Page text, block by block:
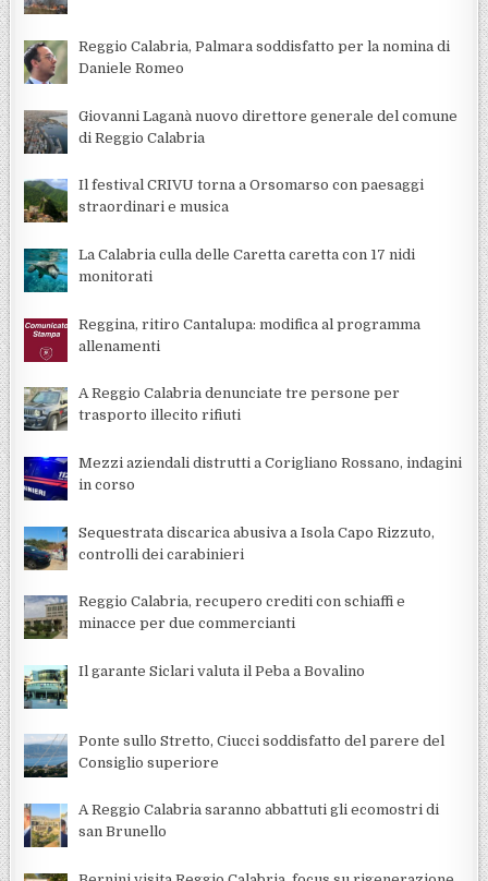
Reggio Calabria, Palmara soddisfatto per la nomina di
Daniele Romeo
Giovanni Laganà nuovo direttore generale del comune
di Reggio Calabria
Il festival CRIVU torna a Orsomarso con paesaggi
straordinari e musica
La Calabria culla delle Caretta caretta con 17 nidi
monitorati
Reggina, ritiro Cantalupa: modifica al programma
allenamenti
A Reggio Calabria denunciate tre persone per
trasporto illecito rifiuti
Mezzi aziendali distrutti a Corigliano Rossano, indagini
in corso
Sequestrata discarica abusiva a Isola Capo Rizzuto,
controlli dei carabinieri
Reggio Calabria, recupero crediti con schiaffi e
minacce per due commercianti
Il garante Siclari valuta il Peba a Bovalino
Ponte sullo Stretto, Ciucci soddisfatto del parere del
Consiglio superiore
A Reggio Calabria saranno abbattuti gli ecomostri di
san Brunello